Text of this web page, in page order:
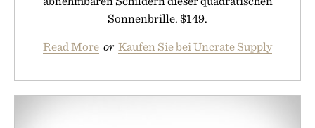
Sonnenbrille. $149.
Read More or Kaufen Sie bei Uncrate Supply